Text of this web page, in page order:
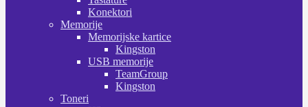
Konektori
Memorije
Memorijske kartice
Kingston
USB memorije
TeamGroup
Kingston
Toneri